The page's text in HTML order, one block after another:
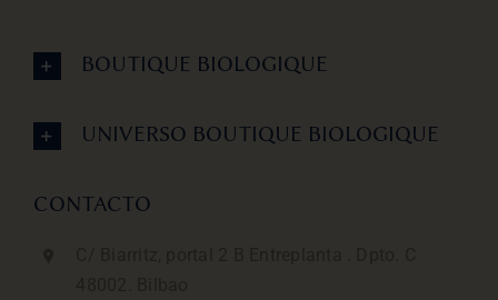
BOUTIQUE BIOLOGIQUE
UNIVERSO BOUTIQUE BIOLOGIQUE
CONTACTO